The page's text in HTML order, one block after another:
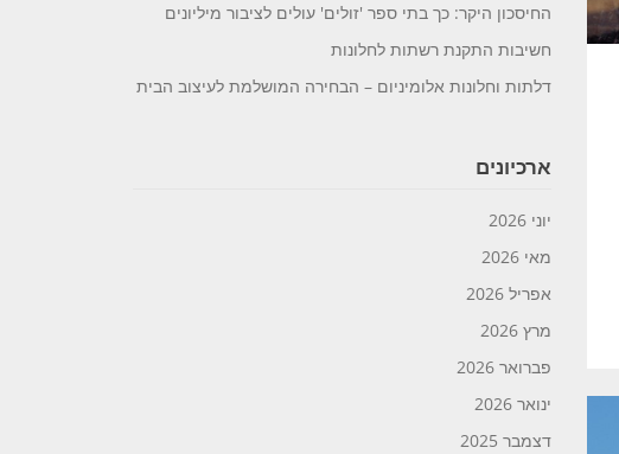
החיסכון היקר: כך בתי ספר 'זולים' עולים לציבור מיליונים
חשיבות התקנת רשתות לחלונות
דלתות וחלונות אלומיניום – הבחירה המושלמת לעיצוב הבית
ארכיונים
יוני 2026
מאי 2026
אפריל 2026
מרץ 2026
פברואר 2026
ינואר 2026
דצמבר 2025